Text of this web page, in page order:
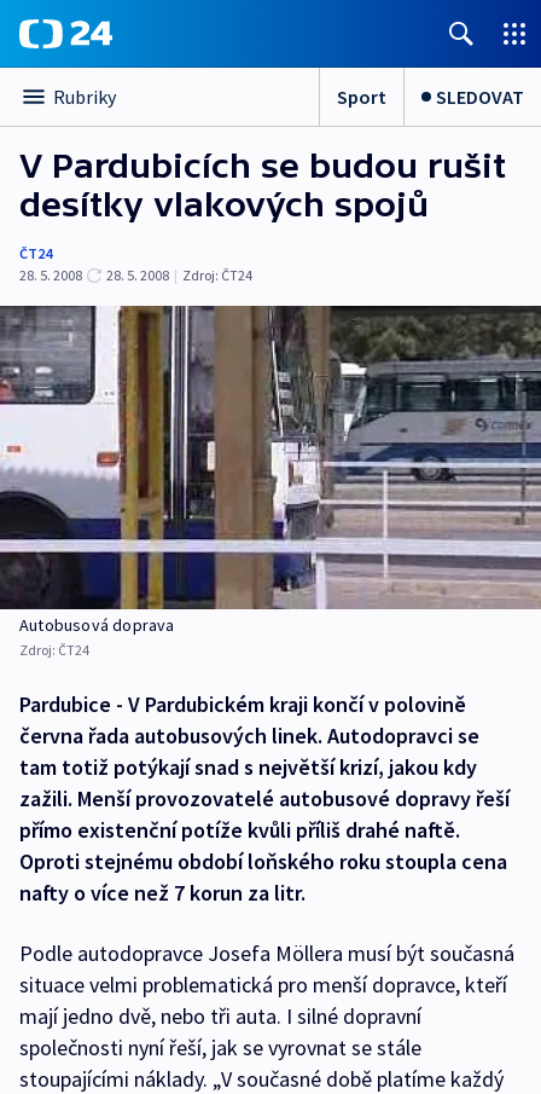
Rubriky Sport SLEDOVAT
V Pardubicích se budou rušit
desítky vlakových spojů
ČT24
28. 5. 2008
28. 5. 2008 | Zdroj: ČT24
Autobusová doprava
Zdroj: ČT24
Pardubice - V Pardubickém kraji končí v polovině
června řada autobusových linek. Autodopravci se
tam totiž potýkají snad s největší krizí, jakou kdy
zažili. Menší provozovatelé autobusové dopravy řeší
přímo existenční potíže kvůli příliš drahé naftě.
Oproti stejnému období loňského roku stoupla cena
nafty o více než 7 korun za litr.
Podle autodopravce Josefa Möllera musí být současná
situace velmi problematická pro menší dopravce, kteří
mají jedno dvě, nebo tři auta. I silné dopravní
společnosti nyní řeší, jak se vyrovnat se stále
stoupajícími náklady. „V současné době platíme každý